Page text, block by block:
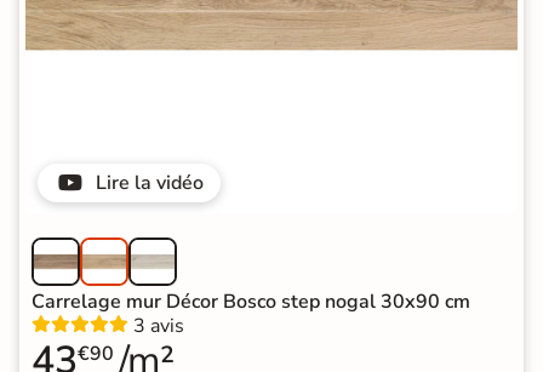
Lire la vidéo
Carrelage mur Décor Bosco step nogal 30x90 cm
3 avis
43€90 /m²